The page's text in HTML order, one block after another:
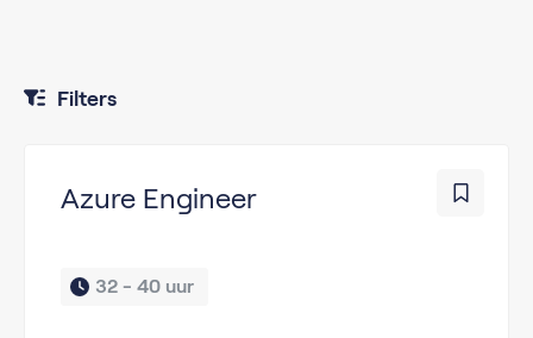
Filters
Azure Engineer
32 - 40 uur